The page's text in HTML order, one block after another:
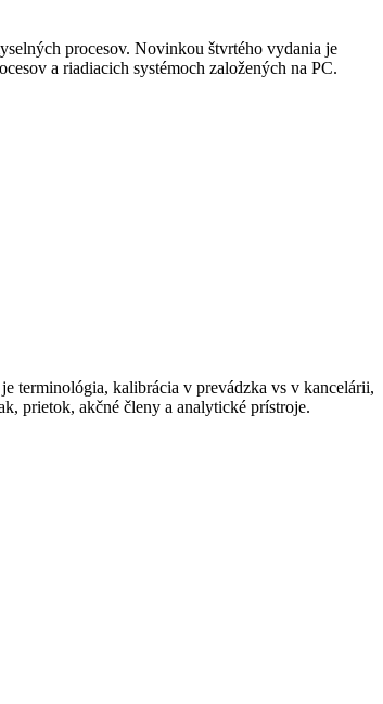
procesov. Novinkou štvrtého vydania je
a riadiacich systémoch založených na PC.
terminológia, kalibrácia v prevádzka vs v kancelárii,
prietok, akčné členy a analytické prístroje.